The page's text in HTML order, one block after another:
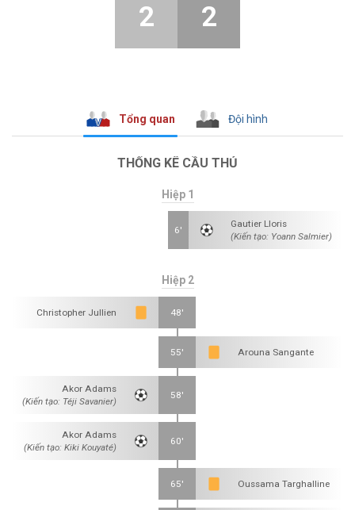
2 2
Tổng quan Đội hình
THỐNG KÊ CẦU THỦ
Hiệp 1
6'
Gautier Lloris
(Kiến tạo: Yoann Salmier)
Hiệp 2
Christopher Jullien 48'
55' Arouna Sangante
Akor Adams
(Kiến tạo: Téji Savanier)
58'
Akor Adams
(Kiến tạo: Kiki Kouyaté)
60'
65' Oussama Targhalline